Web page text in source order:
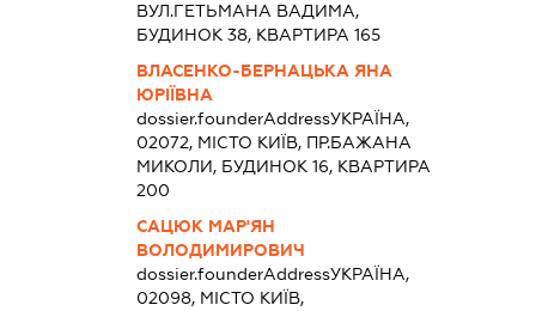
ВУЛ.ГЕТЬМАНА ВАДИМА,
БУДИНОК 38, КВАРТИРА 165
ВЛАСЕНКО-БЕРНАЦЬКА ЯНА
ЮРІЇВНА
dossier.founderAddressУКРАЇНА,
02072, МІСТО КИЇВ, ПР.БАЖАНА
МИКОЛИ, БУДИНОК 16, КВАРТИРА
200
САЦЮК МАР'ЯН
ВОЛОДИМИРОВИЧ
dossier.founderAddressУКРАЇНА,
02098, МІСТО КИЇВ,